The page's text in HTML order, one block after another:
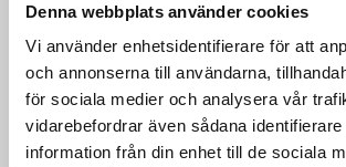
Denna webbplats använder cookies
Vi använder enhetsidentifierare för att
och annonserna till användarna,
för sociala medier och analysera vår
vidarebefordrar även sådana
information från din enhet till de sociala
Teknisk information